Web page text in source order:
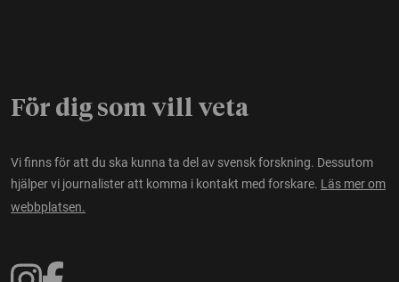
För dig som vill veta
Vi finns för att du ska kunna ta del av svensk forskning. Dessutom
hjälper vi journalister att komma i kontakt med forskare. Läs mer om
webbplatsen.